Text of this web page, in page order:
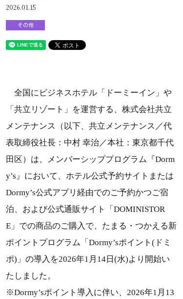
2026.01.15
その他
全国にビジネスホテル「ドーミーイン」や
「共立リゾート」を運営する、株式会社共立
メンテナンス（以下、共立メンテナンス／代
表取締役社長：中村 幸治／本社：東京都千代
田区）は、メンバーシッププログラム『Dorm
y’s』において、ホテル公式予約サイトまたは
Dormy’s公式アプリ経由でのご予約かつご宿
泊、および公式通販サイト「DOMINISTOR
E」での商品のご購入で、たまる・つかえる新
ポイントプログラム「Dormy’sポイント(ドミ
ポ)」の導入を2026年1月14日(水)より開始い
たしました。
※Dormy’sポイント導入に伴い、2026年1月13